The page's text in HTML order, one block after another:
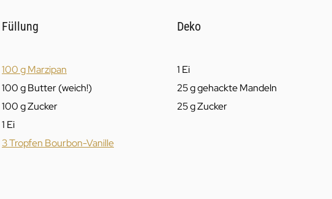
Füllung
100 g Marzipan
100 g Butter (weich!)
100 g Zucker
1 Ei
3 Tropfen Bourbon-Vanille
Deko
1 Ei
25 g gehackte Mandeln
25 g Zucker